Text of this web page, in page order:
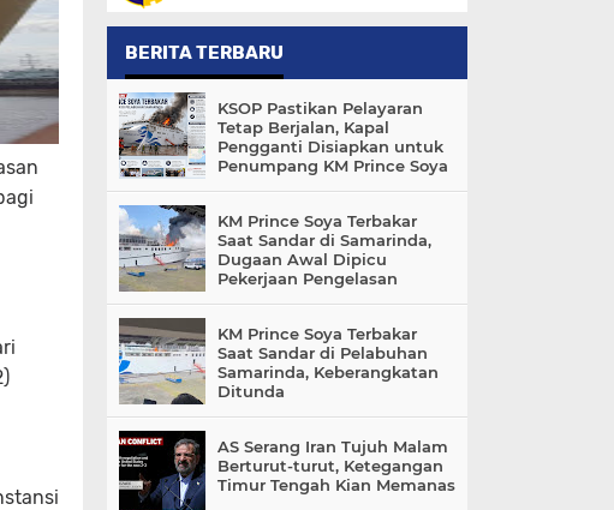
BERITA TERBARU
KSOP Pastikan Pelayaran
Tetap Berjalan, Kapal
Pengganti Disiapkan untuk
Penumpang KM Prince Soya
KM Prince Soya Terbakar
Saat Sandar di Samarinda,
Dugaan Awal Dipicu
Pekerjaan Pengelasan
KM Prince Soya Terbakar
Saat Sandar di Pelabuhan
Samarinda, Keberangkatan
Ditunda
AS Serang Iran Tujuh Malam
Berturut-turut, Ketegangan
Timur Tengah Kian Memanas